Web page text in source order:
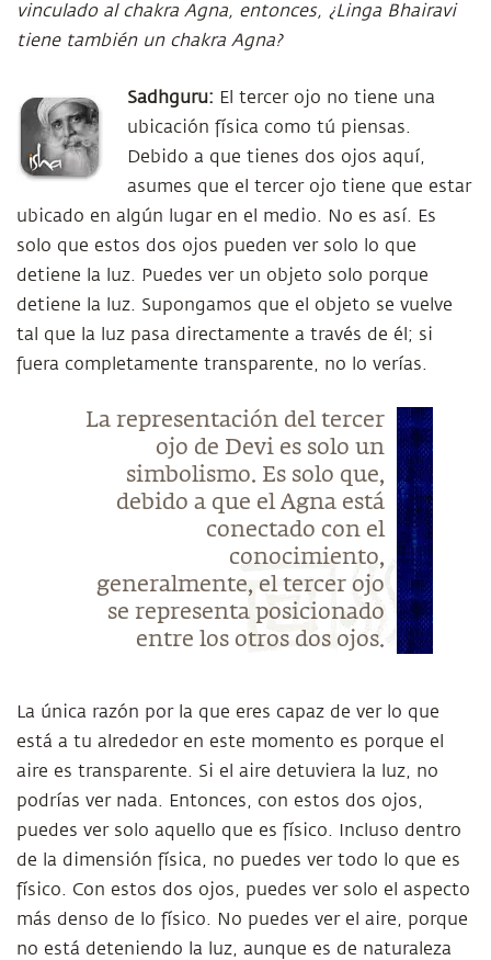
vinculado al chakra Agna, entonces, ¿Linga Bhairavi
tiene también un chakra Agna?
Sadhguru: El tercer ojo no tiene una
ubicación física como tú piensas.
Debido a que tienes dos ojos aquí,
asumes que el tercer ojo tiene que estar
ubicado en algún lugar en el medio. No es así. Es
solo que estos dos ojos pueden ver solo lo que
detiene la luz. Puedes ver un objeto solo porque
detiene la luz. Supongamos que el objeto se vuelve
tal que la luz pasa directamente a través de él; si
fuera completamente transparente, no lo verías.
La representación del tercer
ojo de Devi es solo un
simbolismo. Es solo que,
debido a que el Agna está
conectado con el
conocimiento,
generalmente, el tercer ojo
se representa posicionado
entre los otros dos ojos.
La única razón por la que eres capaz de ver lo que
está a tu alrededor en este momento es porque el
aire es transparente. Si el aire detuviera la luz, no
podrías ver nada. Entonces, con estos dos ojos,
puedes ver solo aquello que es físico. Incluso dentro
de la dimensión física, no puedes ver todo lo que es
físico. Con estos dos ojos, puedes ver solo el aspecto
más denso de lo físico. No puedes ver el aire, porque
no está deteniendo la luz, aunque es de naturaleza